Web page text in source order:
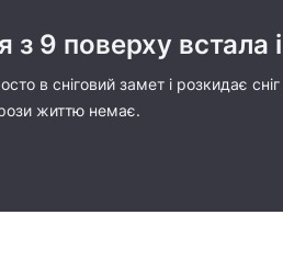
з 9 поверху встала
сніговий замет і розкидає сніг
життю немає.